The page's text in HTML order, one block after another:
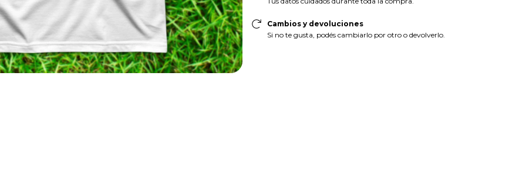
Cambios y devoluciones
Si no te gusta, podés cambiarlo por otro o devolverlo.